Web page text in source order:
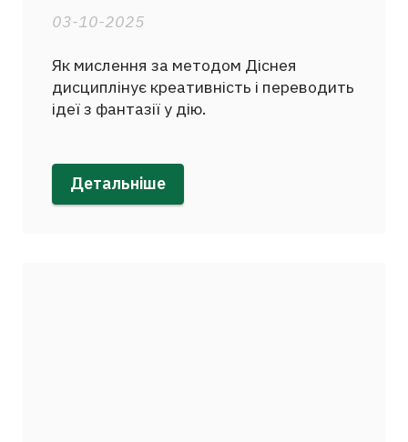
03-10-2025
Як мислення за методом Діснея
дисциплінує креативність і переводить
ідеї з фантазії у дію.
Детальніше